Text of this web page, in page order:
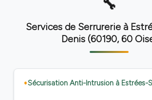
Services de Serrurerie à
Denis (60190, 60
Sécurisation Anti-Intrusion à Estrées-